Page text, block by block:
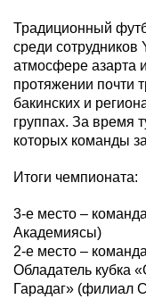
Традиционный
среди
атмосфере азарта
протяжении почти
бакинских и
группах. За время
которых команды
Итоги чемпионата:
3-е место –
Академиясы)
2-е место –
Обладатель кубка
Гарадаг» (филиал